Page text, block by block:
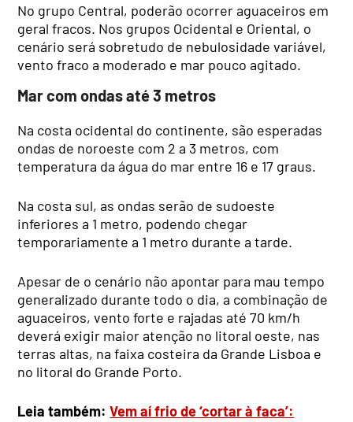
No grupo Central, poderão ocorrer aguaceiros em
geral fracos. Nos grupos Ocidental e Oriental, o
cenário será sobretudo de nebulosidade variável,
vento fraco a moderado e mar pouco agitado.
Mar com ondas até 3 metros
Na costa ocidental do continente, são esperadas
ondas de noroeste com 2 a 3 metros, com
temperatura da água do mar entre 16 e 17 graus.
Na costa sul, as ondas serão de sudoeste
inferiores a 1 metro, podendo chegar
temporariamente a 1 metro durante a tarde.
Apesar de o cenário não apontar para mau tempo
generalizado durante todo o dia, a combinação de
aguaceiros, vento forte e rajadas até 70 km/h
deverá exigir maior atenção no litoral oeste, nas
terras altas, na faixa costeira da Grande Lisboa e
no litoral do Grande Porto.
Leia também:Vem aí frio de ‘cortar à faca’: